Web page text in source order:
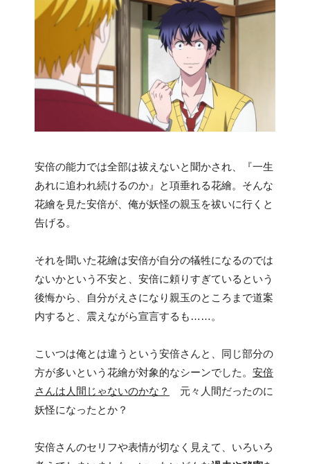
安倍の能力では全部は祓えないと聞かされ、『一生
あれに追われ続けるのか』と項垂れる花繪。そんな
花繪を見た安倍が、俺が妖怪の親玉を祓いに行くと
告げる。
それを聞いた花繪は安倍が自分の犠牲になるのでは
ないかという不安と、安倍に頼りすぎているという
後悔から、自分がえさになり親玉のところまで道案
内すると、震えながら宣言するも……。
こいつは俺とは違うという安倍さんと、同じ部分の
方が多いという花繪が対象的なシーンでした。 安倍
さんは人間じゃないのかな？
元々人間だったのに
妖怪になったとか？
安倍さんのセリフや表情が切なく見えて、いろいろ